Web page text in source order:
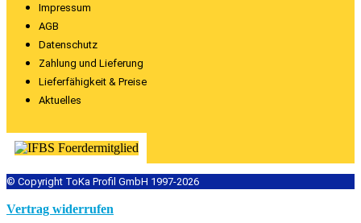
Impressum
AGB
Datenschutz
Zahlung und Lieferung
Lieferfähigkeit & Preise
Aktuelles
© Copyright ToKa Profil GmbH 1997-2026
Vertrag widerrufen